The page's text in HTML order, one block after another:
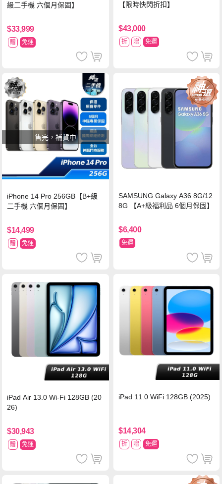
級二手機 六個月保固】
$33,999
贈 免運
【限時快閃折扣】
$43,000
折 贈 免運
售完，補貨中
iPhone 14 Pro 256GB【B+級
二手機 六個月保固】
$14,499
贈 免運
SAMSUNG Galaxy A36 8G/12
8G 【A+級福利品 6個月保固】
$6,400
免運
iPad Air 13.0 Wi-Fi 128GB (20
26)
$30,943
贈 免運
iPad 11.0 WiFi 128GB (2025)
$14,304
折 贈 免運